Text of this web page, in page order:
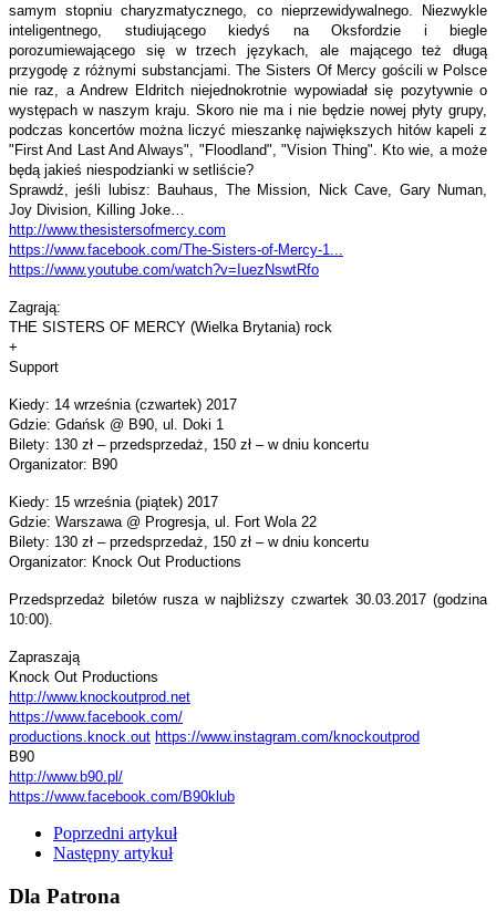
samym stopniu charyzmatycznego, co nieprzewidywalnego. Niezwykle
inteligentnego, studiującego kiedyś na Oksfordzie i biegle
porozumiewającego się w trzech językach, ale mającego też długą
przygodę z różnymi substancjami. The Sisters Of Mercy gościli w Polsce
nie raz, a Andrew Eldritch niejednokrotnie wypowiadał się pozytywnie o
występach w naszym kraju. Skoro nie ma i nie będzie nowej płyty grupy,
podczas koncertów można liczyć mieszankę największych hitów kapeli z
"First And Last And Always", "Floodland", "Vision Thing". Kto wie, a może
będą jakieś niespodzianki w setliście?
Sprawdź, jeśli lubisz: Bauhaus, The Mission, Nick Cave, Gary Numan,
Joy Division, Killing Joke…
http://www.thesistersofmercy. com
https://www.facebook.com/The-Sisters-of-Mercy-1...
https://www.youtube.com/watch?v=IuezNswtRfo
Zagrają:
THE SISTERS OF MERCY (Wielka Brytania) rock
+
Support
Kiedy: 14 września (czwartek) 2017
Gdzie: Gdańsk @ B90, ul. Doki 1
Bilety: 130 zł – przedsprzedaż, 150 zł – w dniu koncertu
Organizator: B90
Kiedy: 15 września (piątek) 2017
Gdzie: Warszawa @ Progresja, ul. Fort Wola 22
Bilety: 130 zł – przedsprzedaż, 150 zł – w dniu koncertu
Organizator: Knock Out Productions
Przedsprzedaż biletów rusza w najbliższy czwartek 30.03.2017 (godzina
10:00).
Zapraszają
Knock Out Productions
http://www.knockoutprod.net
https://www.facebook.com/
productions.knock.out https://www.instagram.com/knockoutprod
B90
http://www.b90.pl/
https://www.facebook.com/B90klub
Poprzedni artykuł
Następny artykuł
Dla Patrona